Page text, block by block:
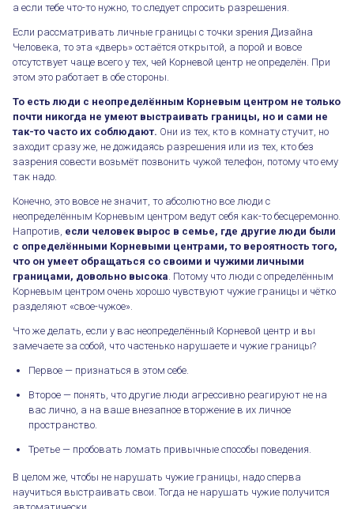
а если тебе что-то нужно, то следует спросить разрешения.
Если рассматривать личные границы с точки зрения Дизайна
Человека, то эта «дверь» остаётся открытой, а порой и вовсе
отсутствует чаще всего у тех, чей Корневой центр не определён. При
этом это работает в обе стороны.
То есть люди с неопределённым Корневым центром не только
почти никогда не умеют выстраивать границы, но и сами не
так-то часто их соблюдают. Они из тех, кто в комнату стучит, но
заходит сразу же, не дожидаясь разрешения или из тех, кто без
зазрения совести возьмёт позвонить чужой телефон, потому что ему
так надо.
Конечно, это вовсе не значит, то абсолютно все люди с
неопределённым Корневым центром ведут себя как-то бесцеремонно.
Напротив, если человек вырос в семье, где другие люди были
с определёнными Корневыми центрами, то вероятность того,
что он умеет обращаться со своими и чужими личными
границами, довольно высока . Потому что люди с определённым
Корневым центром очень хорошо чувствуют чужие границы и чётко
разделяют «свое-чужое».
Что же делать, если у вас неопределённый Корневой центр и вы
замечаете за собой, что частенько нарушаете и чужие границы?
Первое — признаться в этом себе.
Второе — понять, что другие люди агрессивно реагируют не на
вас лично, а на ваше внезапное вторжение в их личное
пространство.
Третье — пробовать ломать привычные способы поведения.
В целом же, чтобы не нарушать чужие границы, надо сперва
научиться выстраивать свои. Тогда не нарушать чужие получится